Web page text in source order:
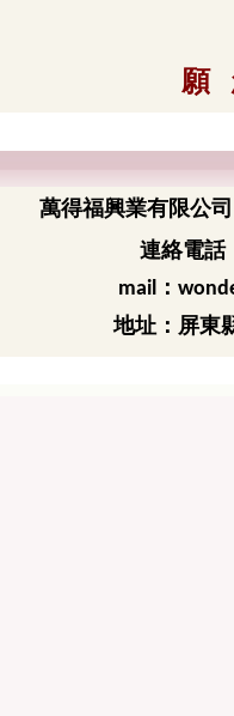
願
萬得福興業有限公司
連絡電
mail ：
地址：屏東